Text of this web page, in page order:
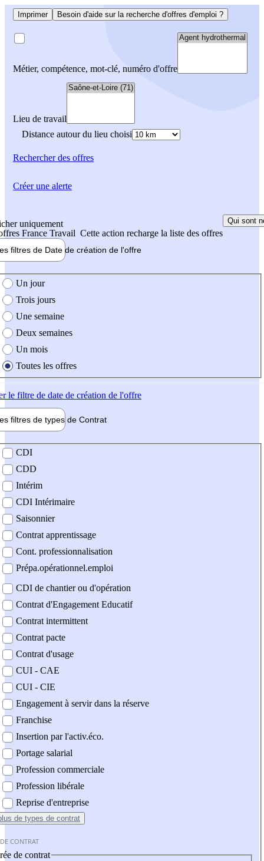
Imprimer Besoin d'aide sur la recherche d'offres d'emploi ?
Métier, compétence, mot-clé, numéro d'offre
Lieu de travail
Distance autour du lieu choisi
Rechercherdes offres
uniquement
France Travail Cette action recharge la liste des offres
Qui sont
filtres de Date de création de l'offre
création de l'offre
Un jour
Trois jours
Une semaine
Deux semaines
Un mois
Toutes les offres
le filtre de date de création de l'offre
filtres de types de Contrat
contrat
CDI
CDD
Intérim
CDI Intérimaire
Saisonnier
Contrat apprentissage
Cont. professionnalisation
Prépa.opérationnel.emploi
CDI de chantier ou d'opération
Contrat d'Engagement Educatif
Contrat intermittent
Contrat pacte
Contrat d'usage
CUI - CAE
CUI - CIE
Engagement à servir dans la réserve
Franchise
Insertion par l'activ.éco.
Portage salarial
Profession commerciale
Profession libérale
Reprise d'entreprise
de types de contrat
CONTRAT
de contrat
Créer une alerte